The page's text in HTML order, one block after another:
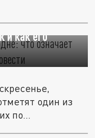
что
и как его
один из
по...